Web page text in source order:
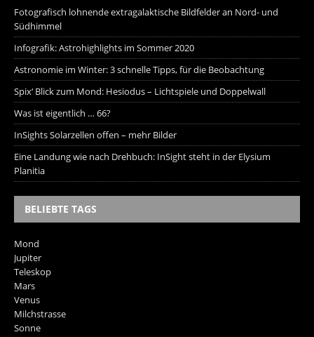
Fotografisch lohnende extragalaktische Bildfelder an Nord- und
Südhimmel
Infografik: Astrohighlights im Sommer 2020
Astronomie im Winter: 3 schnelle Tipps, für die Beobachtung
Spix‘ Blick zum Mond: Hesiodus – Lichtspiele und Doppelwall
Was ist eigentlich … 66?
InSights Solarzellen offen – mehr Bilder
Eine Landung wie nach Drehbuch: InSight steht in der Elysium
Planitia
BELIEBTE TAGS
Mond
Jupiter
Teleskop
Mars
Venus
Milchstrasse
Sonne